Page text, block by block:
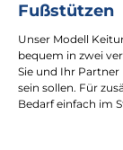
Fußstützen
Unser Modell
bequem in zwei
Sie und Ihr
sein sollen. Für
Bedarf einfach im